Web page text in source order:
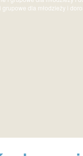
dla młodzieży i